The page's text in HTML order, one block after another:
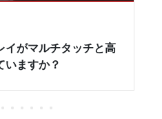
イがマルチタッチと高
いますか？